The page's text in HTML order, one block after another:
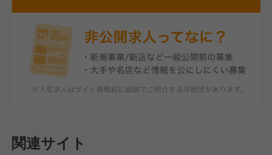
関連サイト